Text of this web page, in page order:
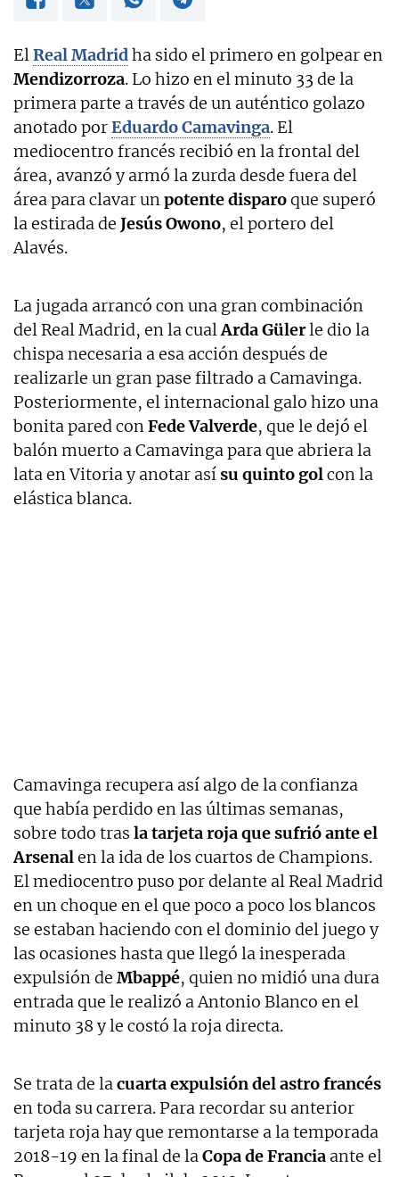
ElReal Madridha sido el primero en golpear en
Mendizorroza. Lo hizo en el minuto 33 de la
primera parte a través de un auténtico golazo
anotado porEduardo Camavinga. El
mediocentro francés recibió en la frontal del
área, avanzó y armó la zurda desde fuera del
área para clavar unpotente disparoque superó
la estirada de Jesús Owono, el portero del
Alavés.
La jugada arrancó con una gran combinación
del Real Madrid, en la cualArda Gülerle dio la
chispa necesaria a esa acción después de
realizarle un gran pase filtrado a Camavinga.
Posteriormente, el internacional galo hizo una
bonita pared conFede Valverde, que le dejó el
balón muerto a Camavinga para que abriera la
lata en Vitoria y anotar asísu quinto golcon la
elástica blanca.
Camavinga recupera así algo de la confianza
que había perdido en las últimas semanas,
sobre todo tras la tarjeta roja que sufrió ante el
Arsenalen la ida de los cuartos de Champions.
El mediocentro puso por delante al Real Madrid
en un choque en el que poco a poco los blancos
se estaban haciendo con el dominio del juego y
las ocasiones hasta que llegó la inesperada
expulsión de Mbappé, quien no midió una dura
entrada que le realizó a Antonio Blanco en el
minuto 38 y le costó la roja directa.
Se trata de lacuarta expulsión del astro francés
en toda su carrera. Para recordar su anterior
tarjeta roja hay que remontarse a la temporada
2018-19 en la final de laCopa de Francia ante el